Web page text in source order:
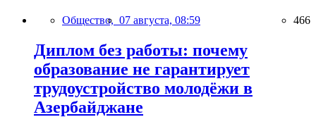
Общество, 07 августа, 08:59 466
Диплом без работы: почему
образование не гарантирует
трудоустройство молодёжи в
Азербайджане